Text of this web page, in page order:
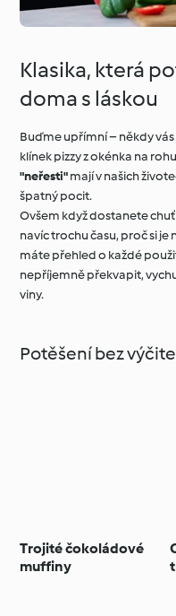
Klasika, která
doma s láskou
Buďme upřímní – někdy
klínek pizzy z okénka na
"neřesti"mají v našich
špatný pocit.
Ovšem když dostanete
navíc trochu času, proč si
máte přehled o každé
nepříjemně překvapit,
viny.
Potěšení bez
Trojité čokoládové
muffiny